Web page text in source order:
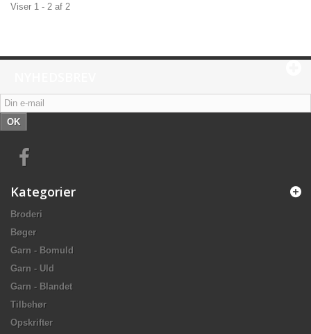
Viser 1 - 2 af 2
OK
Kategorier
Broderi
Bøger
Garn - Bomuld
Garn - Uld
Garn - Blandet
Tilbehør
Opskrifter